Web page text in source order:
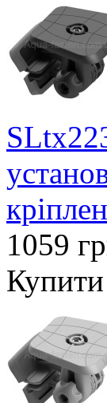
1059
Купити